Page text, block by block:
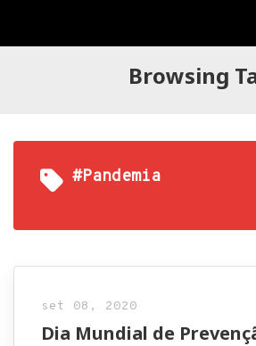
Browsing
#pandemia
set 08, 2020
Dia Mundial de